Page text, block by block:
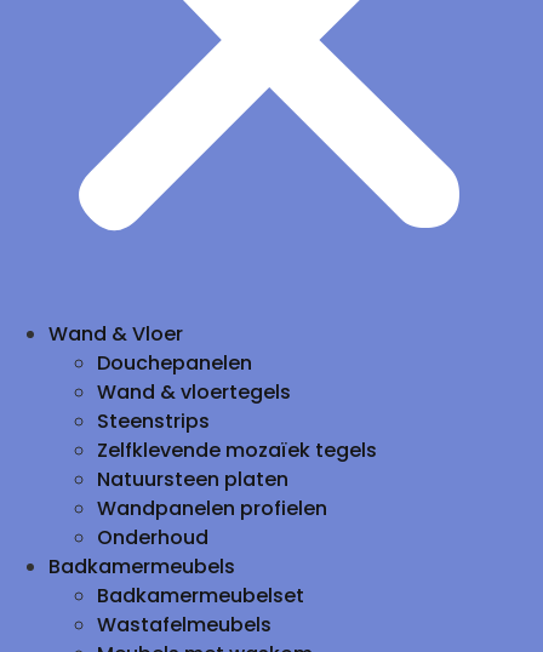
Wand & Vloer
Douchepanelen
Wand & vloertegels
Steenstrips
Zelfklevende mozaïek tegels
Natuursteen platen
Wandpanelen profielen
Onderhoud
Badkamermeubels
Badkamermeubelset
Wastafelmeubels